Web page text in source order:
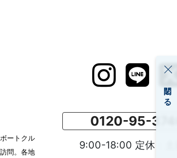
閉じる
0120-95-3740
9:00-18:00 定休：土
ートクル
問。各地